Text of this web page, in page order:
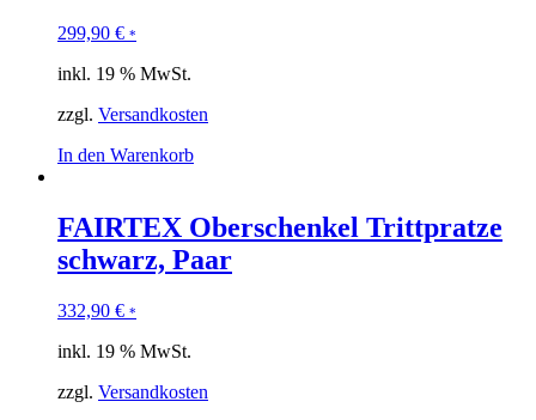
299,90 € *
inkl. 19 % MwSt.
zzgl. Versandkosten
In den Warenkorb
FAIRTEX Oberschenkel Trittpratze
schwarz, Paar
332,90 € *
inkl. 19 % MwSt.
zzgl. Versandkosten